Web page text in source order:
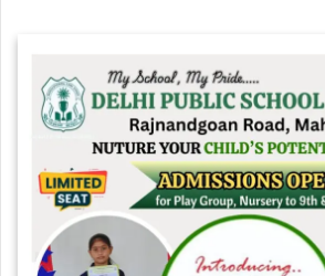
e
b
o
k
s
A
p
p
gr
a
m
e